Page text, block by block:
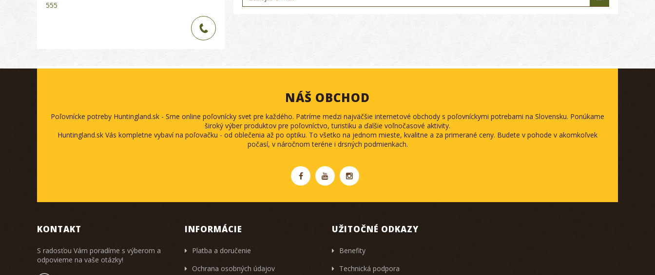
555
NÁŠ OBCHOD
Poľovnícke potreby Huntingland.sk - Sme online poľovnícky svet pre každého. Patríme medzi najväčšie internetové obchody s poľovníckymi potrebami na Slovensku. Ponúkame
široký výber produktov pre poľovníctvo, turistiku a ďalšie voľnočasové aktivity.
Huntingland.sk Vás kompletne vybaví na poľovačku - od oblečenia až po optiku. To všetko na jednom mieste, kvalitne a za primerané ceny. Budete v pohode v akomkoľvek
počasí, v náročnom teréne i drsných podmienkach.
KONTAKT
S radosťou Vám poradíme s výberom a
odpovieme na vaše otázky!
INFORMÁCIE
Platba a doručenie
Ochrana osobných údajov
UŽITOČNÉ ODKAZY
Benefity
Technická podpora